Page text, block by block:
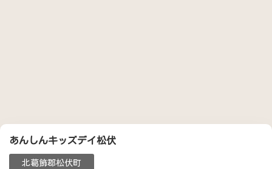
あんしんキッズデイ松伏
北葛飾郡松伏町